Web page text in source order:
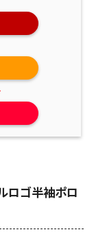
ロゴ半袖ポロ